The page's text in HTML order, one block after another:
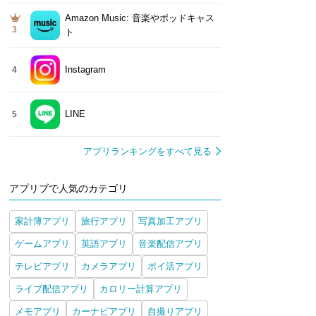
3
Amazon Music: 音楽やポッドキャス
ト
4 Instagram
5 LINE
アプリランキングをすべて見る
アプリブで人気のカテゴリ
家計簿アプリ 旅行アプリ 写真加工アプリ
ゲームアプリ 英語アプリ 音楽配信アプリ
テレビアプリ カメラアプリ ポイ活アプリ
ライブ配信アプリ カロリー計算アプリ
メモアプリ カーナビアプリ 自撮りアプリ